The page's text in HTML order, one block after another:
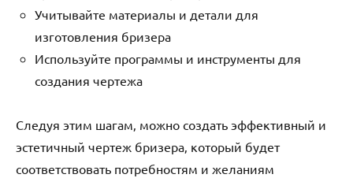
Учитывайте материалы и детали для
изготовления бризера
Используйте программы и инструменты для
создания чертежа
Следуя этим шагам‚ можно создать эффективный и
эстетичный чертеж бризера‚ который будет
соответствовать потребностям и желаниям